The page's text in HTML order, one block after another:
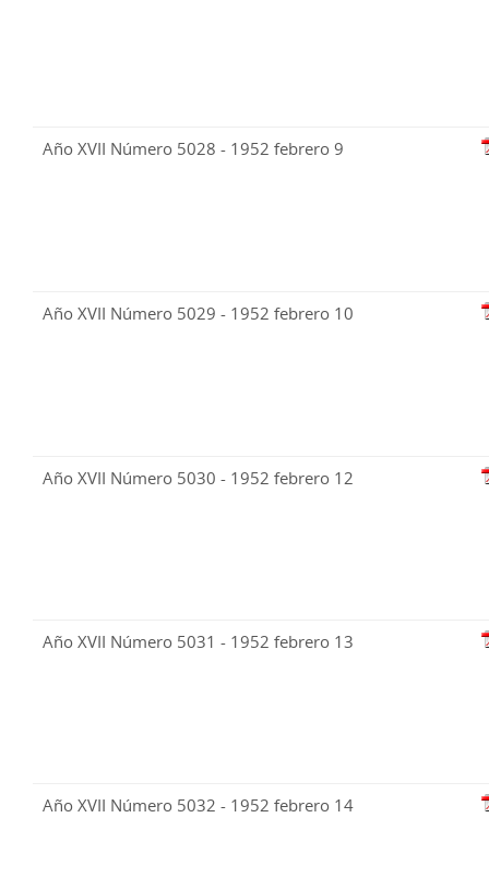
Año XVII Número 5028 - 1952 febrero 9
Año XVII Número 5029 - 1952 febrero 10
Año XVII Número 5030 - 1952 febrero 12
Año XVII Número 5031 - 1952 febrero 13
Año XVII Número 5032 - 1952 febrero 14